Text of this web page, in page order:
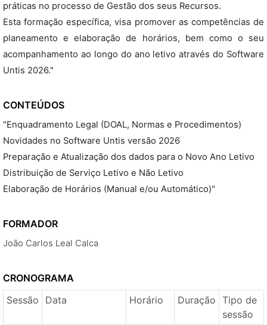
práticas no processo de Gestão dos seus Recursos.
Esta formação específica, visa promover as competências de
planeamento e elaboração de horários, bem como o seu
acompanhamento ao longo do ano letivo através do Software
Untis 2026."
CONTEÚDOS
"Enquadramento Legal (DOAL, Normas e Procedimentos)
Novidades no Software Untis versão 2026
Preparação e Atualização dos dados para o Novo Ano Letivo
Distribuição de Serviço Letivo e Não Letivo
Elaboração de Horários (Manual e/ou Automático)"
FORMADOR
João Carlos Leal Calca
CRONOGRAMA
Sessão
Data Horário Duração Tipo de
sessão